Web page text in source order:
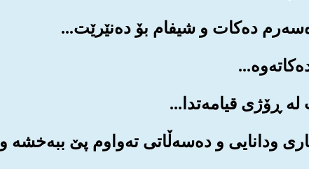
ودانایی و ده‌سه‌ڵاتی ته‌واوم پێ ببه‌خشه و